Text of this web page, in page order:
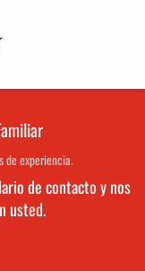
de experiencia.
de contacto y nos
usted.